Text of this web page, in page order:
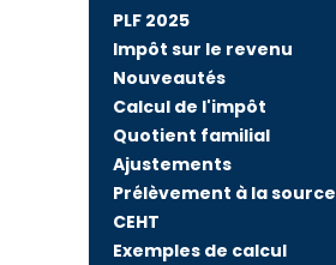
PLF 2025
Impôt sur le revenu
Nouveautés
Calcul de l'impôt
Quotient familial
Ajustements
Prélèvement à la source
CEHT
Exemples de calcul